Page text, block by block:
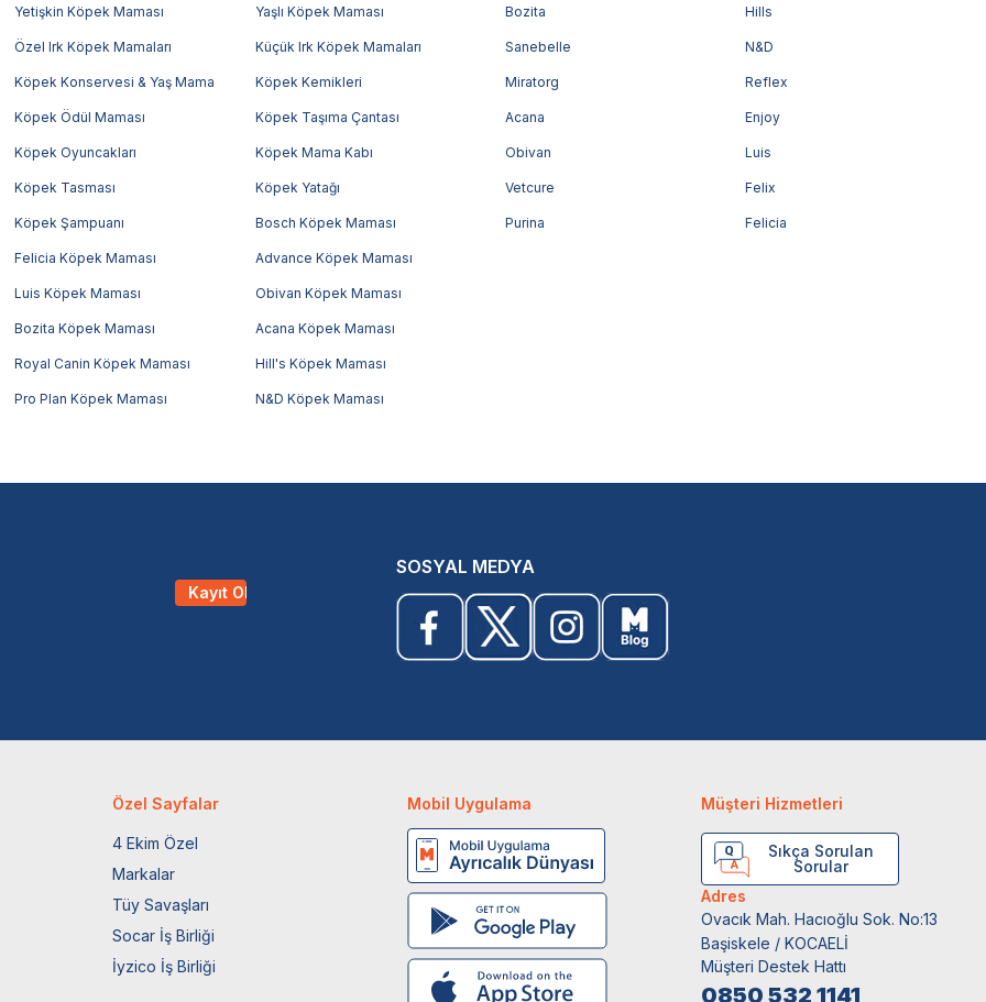
Yetişkin Köpek Maması Yaşlı Köpek Maması
Özel Irk Köpek Mamaları Küçük Irk Köpek Mamaları
Köpek Konservesi & Yaş Mama Köpek Kemikleri
Köpek Ödül Maması Köpek Taşıma Çantası
Köpek Oyuncakları Köpek Mama Kabı
Köpek Tasması Köpek Yatağı
Köpek Şampuanı Bosch Köpek Maması
Felicia Köpek Maması Advance Köpek Maması
Luis Köpek Maması Obivan Köpek Maması
Bozita Köpek Maması Acana Köpek Maması
Royal Canin Köpek Maması Hill's Köpek Maması
Pro Plan Köpek Maması N&D Köpek Maması
Bozita Hills
Sanebelle N&D
Miratorg Reflex
Acana Enjoy
Obivan Luis
Vetcure Felix
Purina Felicia
Kayıt Ol
SOSYAL MEDYA
Özel Sayfalar
4 Ekim Özel
Markalar
Tüy Savaşları
Socar İş Birliği
İyzico İş Birliği
Mobil Uygulama Müşteri Hizmetleri
Sıkça Sorulan
Sorular
Adres
Ovacık Mah. Hacıoğlu Sok. No:13
Başiskele / KOCAELİ
Müşteri Destek Hattı
0850 532 1141